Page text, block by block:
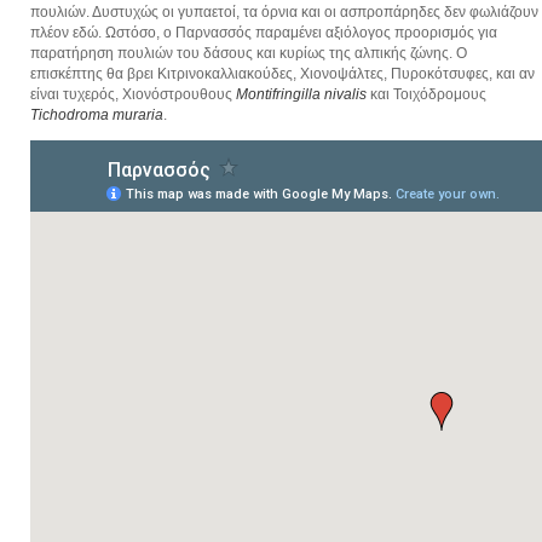
πουλιών. Δυστυχώς οι γυπαετοί, τα όρνια και οι ασπροπάρηδες δεν φωλιάζουν
πλέον εδώ. Ωστόσο, ο Παρνασσός παραμένει αξιόλογος προορισμός για
παρατήρηση πουλιών του δάσους και κυρίως της αλπικής ζώνης. Ο
επισκέπτης θα βρει Κιτρινοκαλλιακούδες, Χιονοψάλτες, Πυροκότσυφες, και αν
είναι τυχερός, Χιονόστρουθους Montifringilla nivalis και Τοιχόδρομους
Tichodroma muraria.